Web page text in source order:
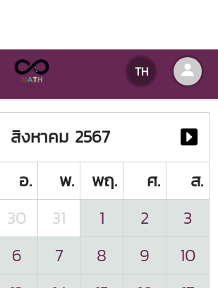
TH
รมของหน่วยงาน
มของหน่วยงาน
สิงหาคม 2567
อ. พ. พฤ. ศ.
ส.
30 31 1 2
3
6 7 8 9
10